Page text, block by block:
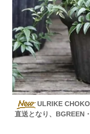
ULRIKE
直送となり、BGREEN